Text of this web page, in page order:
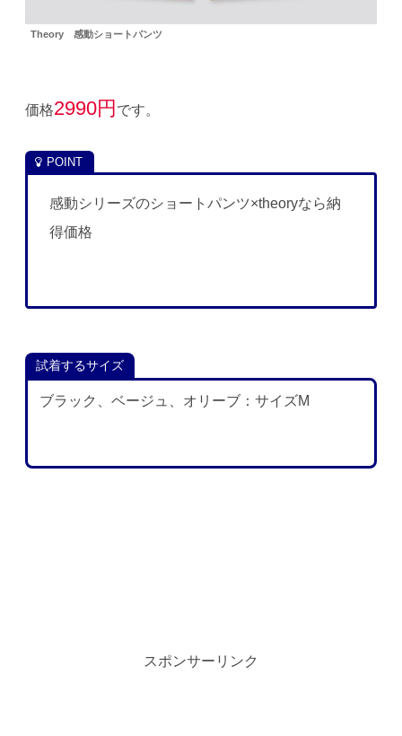
Theory 感動ショートパンツ
価格2990円 です。
感動シリーズのショートパンツ×theoryなら納
得価格
試着するサイズ
ブラック、ベージュ、オリーブ：サイズM
スポンサーリンク